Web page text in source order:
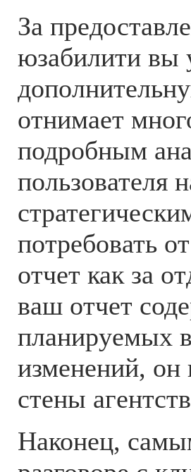
За
юзабилити вы
отнимает
подробным
пользователя
потребовать
отчет как за
ваш отчет
планируемых
изменений, он
стены
Наконец,